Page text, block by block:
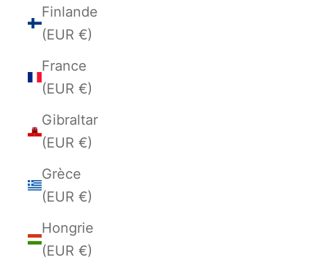
Finlande
(EUR €)
France
(EUR €)
Gibraltar
(EUR €)
Grèce
(EUR €)
Hongrie
(EUR €)